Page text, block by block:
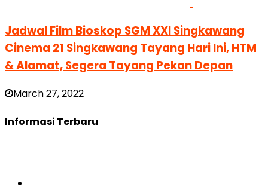
Jadwal Film Bioskop SGM XXI Singkawang
Cinema 21 Singkawang Tayang Hari Ini, HTM
& Alamat, Segera Tayang Pekan Depan
March 27, 2022
Informasi Terbaru